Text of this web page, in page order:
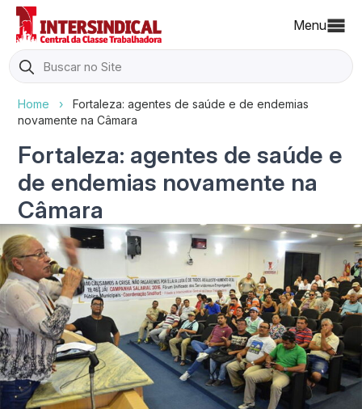
Menu
Search
for:
Home ›
Fortaleza: agentes de saúde e de endemias
novamente na Câmara
Fortaleza: agentes de saúde e
de endemias novamente na
Câmara